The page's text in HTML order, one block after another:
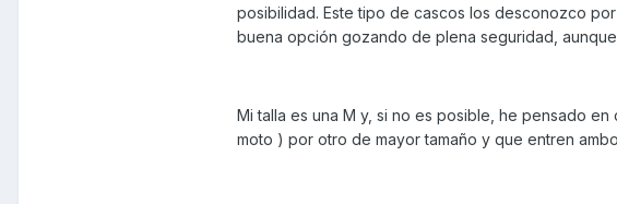
posibilidad. Este tipo de cascos los desconozco
buena opción gozando de plena seguridad,
Mi talla es una M y, si no es posible, he pensado
moto ) por otro de mayor tamaño y que entren